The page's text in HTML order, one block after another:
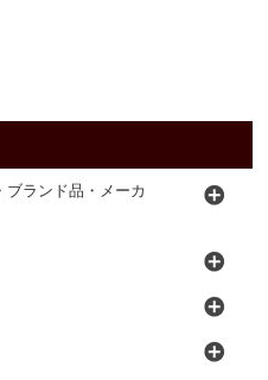
ブランド品・メーカ